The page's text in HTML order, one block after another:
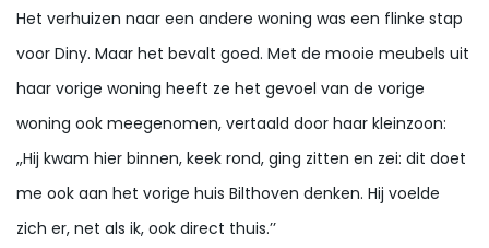
Het verhuizen naar een andere woning was een flinke stap
voor Diny. Maar het bevalt goed. Met de mooie meubels uit
haar vorige woning heeft ze het gevoel van de vorige
woning ook meegenomen, vertaald door haar kleinzoon:
,,Hij kwam hier binnen, keek rond, ging zitten en zei: dit doet
me ook aan het vorige huis Bilthoven denken. Hij voelde
zich er, net als ik, ook direct thuis.’’